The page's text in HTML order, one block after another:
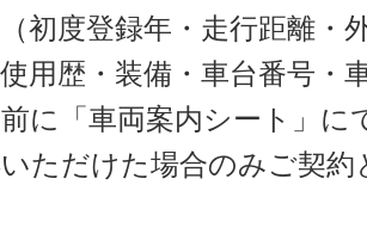
初度登録年・走行距離・
用歴・装備・車台番号・
に「車両案内シート」に
ただけた場合のみご契約